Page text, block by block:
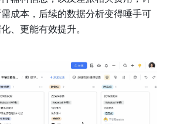
成本，后续的数据分析变得唾手可
、更能有效提升。